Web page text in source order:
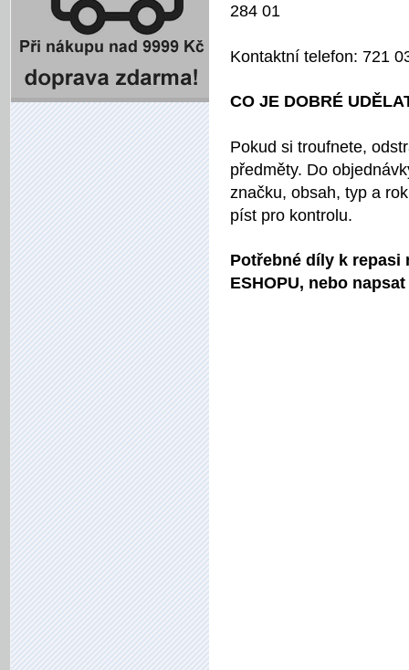
284 01
Kontaktní telefon: 721
CO JE DOBRÉ
Pokud si troufnete,
předměty. Do
značku, obsah, typ a
píst pro kontrolu.
Potřebné díly k repasi
ESHOPU, nebo